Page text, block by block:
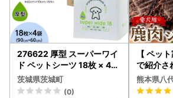
276622 厚型 スーパーワイ
ド ペットシーツ 18枚 × 4袋
国産 ペットシート 344
茨城県茨城町
(0)
【 ペッ
で紹介さ
ャーキー
00% ペッ
熊本県八